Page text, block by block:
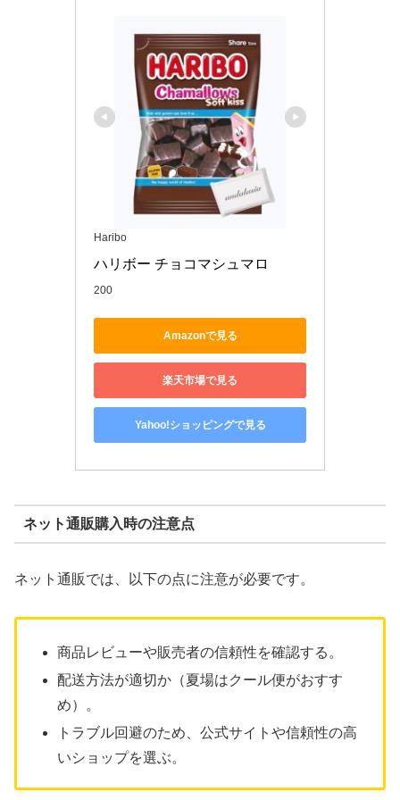
Haribo
ハリボー チョコマシュマロ
200
Amazonで見る
楽天市場で見る
Yahoo!ショッピングで見る
ネット通販購入時の注意点
ネット通販では、以下の点に注意が必要です。
商品レビューや販売者の信頼性を確認する。
配送方法が適切か（夏場はクール便がおすす
め）。
トラブル回避のため、公式サイトや信頼性の高
いショップを選ぶ。